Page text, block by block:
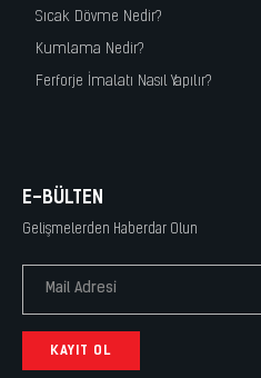
Sıcak Dövme Nedir?
Kumlama Nedir?
Ferforje İmalatı Nasıl Yapılır?
E-BÜLTEN
Gelişmelerden Haberdar Olun
KAYIT OL